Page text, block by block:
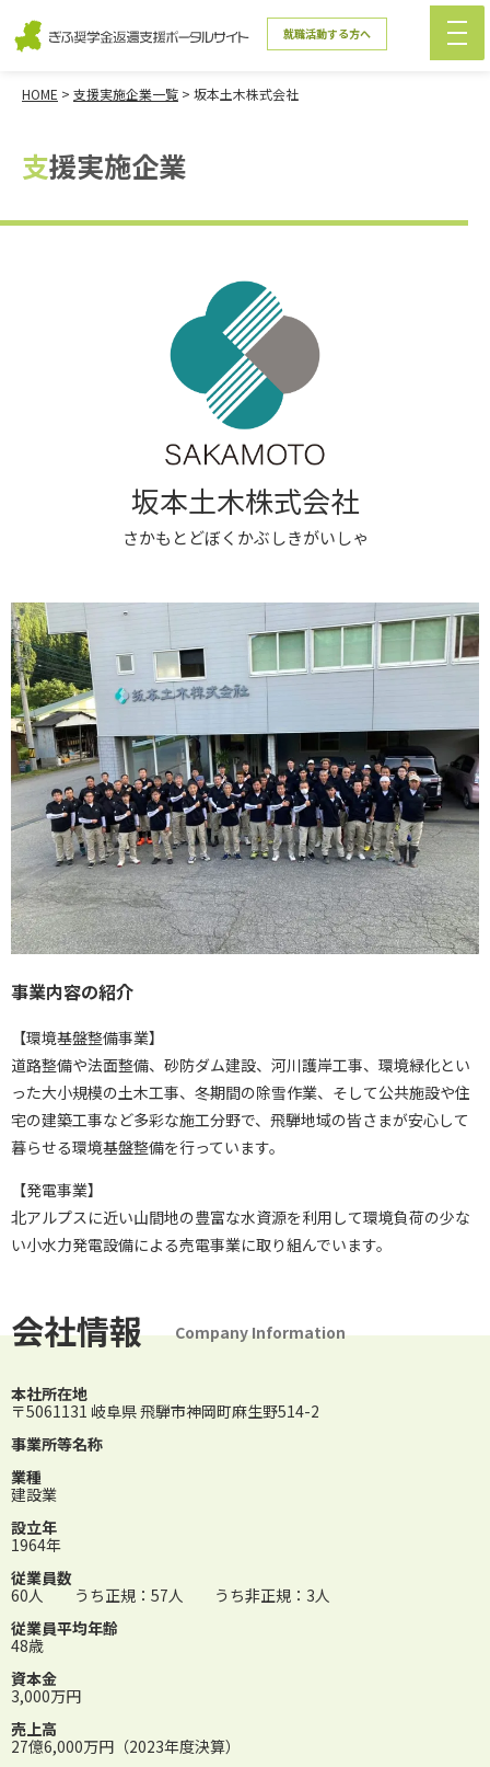
就職活動する方へ
HOME > 支援実施企業一覧 > 坂本土木株式会社
支援実施企業
坂本土木株式会社
さかもとどぼくかぶしきがいしゃ
事業内容の紹介
【環境基盤整備事業】
道路整備や法面整備、砂防ダム建設、河川護岸工事、環境緑化とい
った大小規模の土木工事、冬期間の除雪作業、そして公共施設や住
宅の建築工事など多彩な施工分野で、飛騨地域の皆さまが安心して
暮らせる環境基盤整備を行っています。
【発電事業】
北アルプスに近い山間地の豊富な水資源を利用して環境負荷の少な
い小水力発電設備による売電事業に取り組んでいます。
会社情報 Company Information
本社所在地
〒5061131 岐阜県 飛騨市神岡町麻生野514-2
事業所等名称
業種
建設業
設立年
1964年
従業員数
60人 うち正規：57人 うち非正規：3人
従業員平均年齢
48歳
資本金
3,000万円
売上高
27億6,000万円（2023年度決算）